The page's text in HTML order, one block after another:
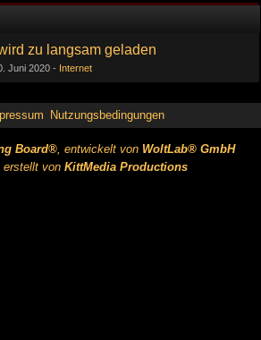
zu langsam geladen
Juni 2020 Internet
Nutzungsbedingungen
Board®, entwickelt von WoltLab® GmbH
erstellt von KittMedia Productions